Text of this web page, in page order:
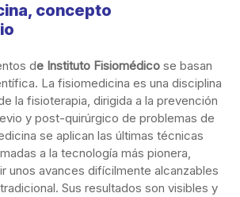
concepto
de Instituto Fisiomédico se basan
La fisiomedicina es una disciplina
la fisioterapia, dirigida a la prevención
y post-quirúrgico de problemas de
se aplican las últimas técnicas
a la tecnología más pionera,
unos avances difícilmente alcanzables
Sus resultados son visibles y